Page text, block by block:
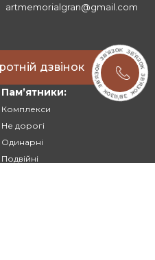
artmemorialgran@gmail.com
дзвінок
Памʼятники:
Комплекси
Не дорогі
Одинарні
Подвійні